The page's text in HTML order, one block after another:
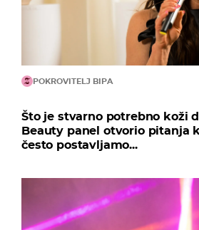
POKROVITELJ BIPA
Što je stvarno potrebno koži
Beauty panel otvorio pitanja
često postavljamo...